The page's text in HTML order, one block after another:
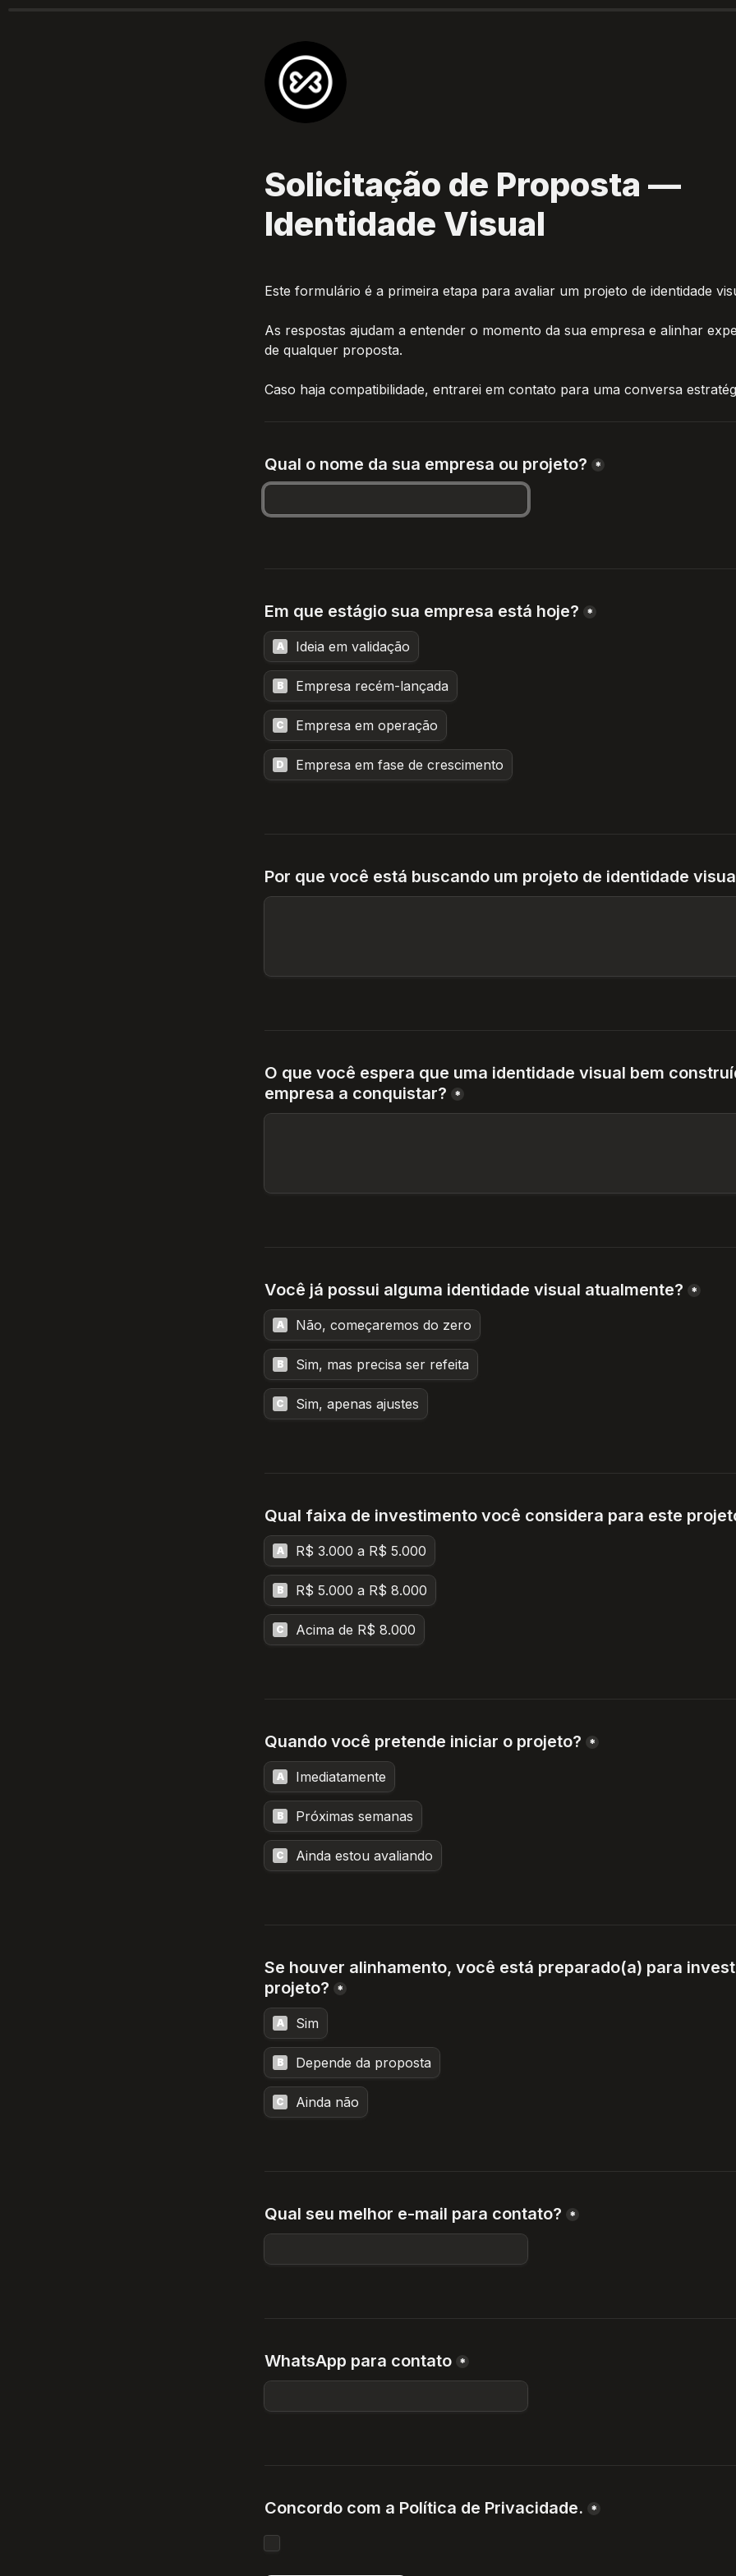
Solicitação de Proposta —
Identidade Visual
Este formulário é a primeira etapa para avaliar um projeto de identidade
As respostas ajudam a entender o momento da sua empresa e alinhar
de qualquer proposta.
Caso haja compatibilidade, entrarei em contato para uma conversa
Qual o nome da sua empresa ou projeto? *
Em que estágio sua empresa está hoje? *
A Ideia em validação
B Empresa recém-lançada
C Empresa em operação
D Empresa em fase de crescimento
Por que você está buscando um projeto de identidade
O que você espera que uma identidade visual bem
empresa a conquistar?
*
Você já possui alguma identidade visual atualmente? *
A Não, começaremos do zero
B Sim, mas precisa ser refeita
C Sim, apenas ajustes
Qual faixa de investimento você considera para este
A R$ 3.000 a R$ 5.000
B R$ 5.000 a R$ 8.000
C Acima de R$ 8.000
Quando você pretende iniciar o projeto? *
A Imediatamente
B Próximas semanas
C Ainda estou avaliando
Se houver alinhamento, você está preparado(a) para
projeto?
*
A Sim
B Depende da proposta
C Ainda não
Qual seu melhor e-mail para contato? *
WhatsApp para contato *
Concordo com a Política de Privacidade. *